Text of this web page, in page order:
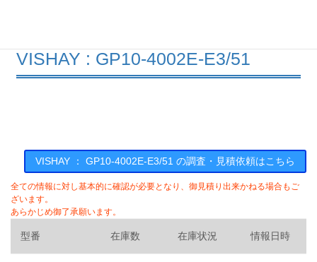
VISHAY : GP10-4002E-E3/51
VISHAY ： GP10-4002E-E3/51 の調査・見積依頼はこちら
全ての情報に対し基本的に確認が必要となり、御見積り出来かねる場合もご
ざいます。
あらかじめ御了承願います。
型番 在庫数 在庫状況 情報日時